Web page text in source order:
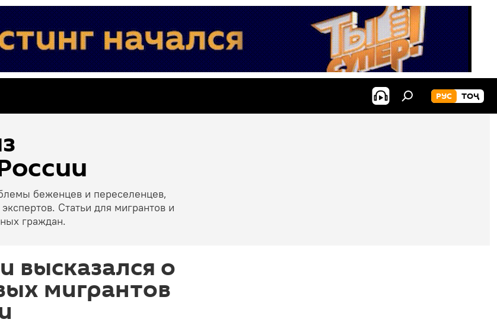
РУС ТОҶ
беженцев и переселенцев,
Статьи для мигрантов и
граждан.
высказался о
мигрантов